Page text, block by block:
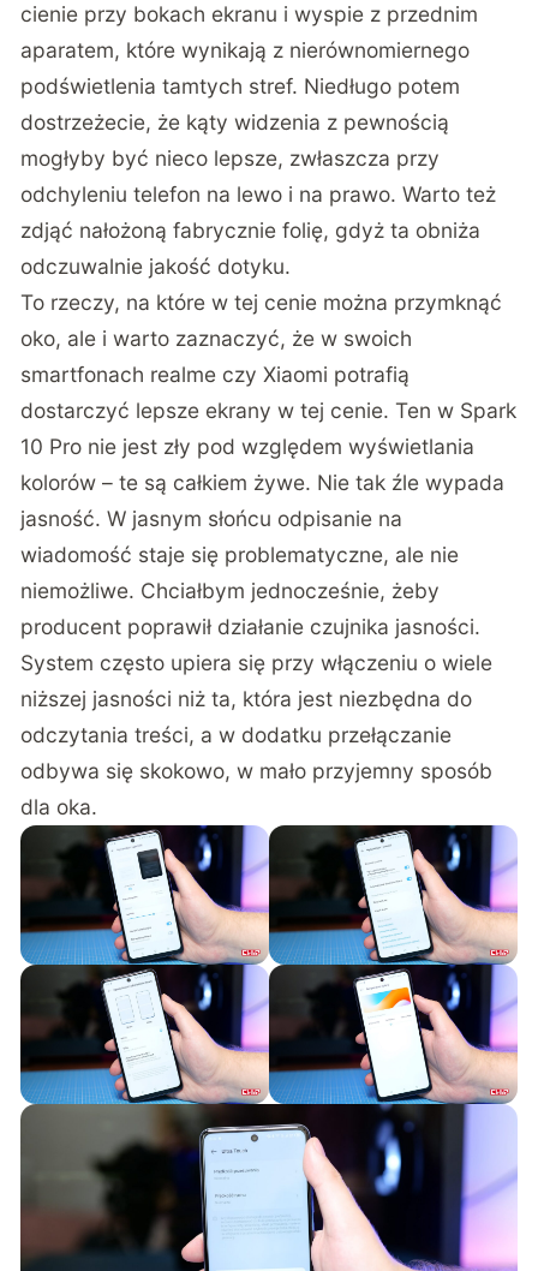
cienie przy bokach ekranu i wyspie z przednim
aparatem, które wynikają z nierównomiernego
podświetlenia tamtych stref. Niedługo potem
dostrzeżecie, że kąty widzenia z pewnością
mogłyby być nieco lepsze, zwłaszcza przy
odchyleniu telefon na lewo i na prawo. Warto też
zdjąć nałożoną fabrycznie folię, gdyż ta obniża
odczuwalnie jakość dotyku.
To rzeczy, na które w tej cenie można przymknąć
oko, ale i warto zaznaczyć, że w swoich
smartfonach realme czy Xiaomi potrafią
dostarczyć lepsze ekrany w tej cenie. Ten w Spark
10 Pro nie jest zły pod względem wyświetlania
kolorów – te są całkiem żywe. Nie tak źle wypada
jasność. W jasnym słońcu odpisanie na
wiadomość staje się problematyczne, ale nie
niemożliwe. Chciałbym jednocześnie, żeby
producent poprawił działanie czujnika jasności.
System często upiera się przy włączeniu o wiele
niższej jasności niż ta, która jest niezbędna do
odczytania treści, a w dodatku przełączanie
odbywa się skokowo, w mało przyjemny sposób
dla oka.